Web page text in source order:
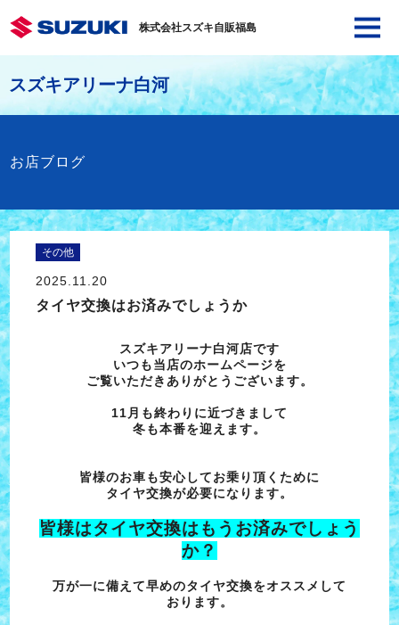
株式会社スズキ自販福島
スズキアリーナ白河
お店ブログ
その他
2025.11.20
タイヤ交換はお済みでしょうか
スズキアリーナ白河店です
いつも当店のホームページを
ご覧いただきありがとうございます。
11月も終わりに近づきまして
冬も本番を迎えます。
皆様のお車も安心してお乗り頂くために
タイヤ交換が必要になります。
皆様はタイヤ交換はもうお済みでしょう
か？
万が一に備えて早めのタイヤ交換をオススメして
おります。